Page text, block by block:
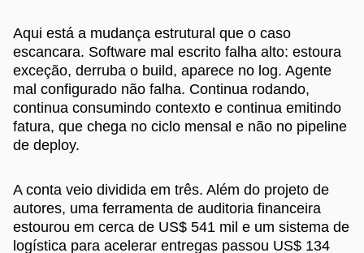
Aqui está a mudança estrutural que o caso
escancara. Software mal escrito falha alto: estoura
exceção, derruba o build, aparece no log. Agente
mal configurado não falha. Continua rodando,
continua consumindo contexto e continua emitindo
fatura, que chega no ciclo mensal e não no pipeline
de deploy.
A conta veio dividida em três. Além do projeto de
autores, uma ferramenta de auditoria financeira
estourou em cerca de US$ 541 mil e um sistema de
logística para acelerar entregas passou US$ 134